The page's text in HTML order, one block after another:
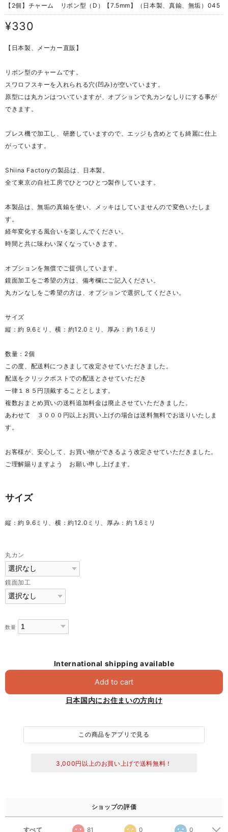
【2個】チャーム リボン型（D）【7.5mm】（日本製、真鍮、無垢）045
¥330
【日本製、メーカー直販】
リボン型のチャームです。
スワロフスキーを入れられる穴(凹み)が空いています。
原型には丸カンはついていますが、オプションで丸カンなしりにする事が
できます。
プレス機で加工し、研磨していますので、エッジも含めとても綺麗に仕上
がっています。
Shiina Factoryの製品は、日本製。
全て東京の自社工房でひとつひとつ製作しています。
本製品は、無垢の真鍮を使い、メッキはしていませんので変色いたしま
す。
経年変化する風合いを楽しんでください。
時間と共に味わい深くなっていきます。
オプションを無償でご提供しています。
鏡面加工をご希望の方は、備考欄にご記入ください。
丸カンなしをご希望の方は、オプションで選択してください。
サイズ
縦：約 9.6ミリ、横：約12.0ミリ、厚み：約 1.6ミリ
数量：2個
この度、配送料につきまして改定させていただきました。
配送をクリックポストでの配送とさせていただき
一律１８５円頂戴することとします。
複数おまとめ買いの送料追加料金は廃止させていただきました。
あわせて ３０００円以上お買い上げの場合は送料無料でお送りいたしま
す。
お客様が、安心して、お買い物ができるよう改定させていただきました。
ご理解賜りますよう お願い申し上げます。
サイズ
縦：約 9.6ミリ、横：約12.0ミリ、厚み：約 1.6ミリ
丸カン
鏡面加工
数量
International shipping available
Add to cart
日本国内にお住まいの方向け
この商品をアプリで見る
3,000円以上のお買い上げで送料無料！
ショップの評価
すべて 81 0 0